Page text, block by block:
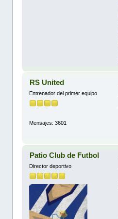
RS United
Entrenador del primer equipo
Mensajes: 3601
Patio Club de Futbol
Director deportivo